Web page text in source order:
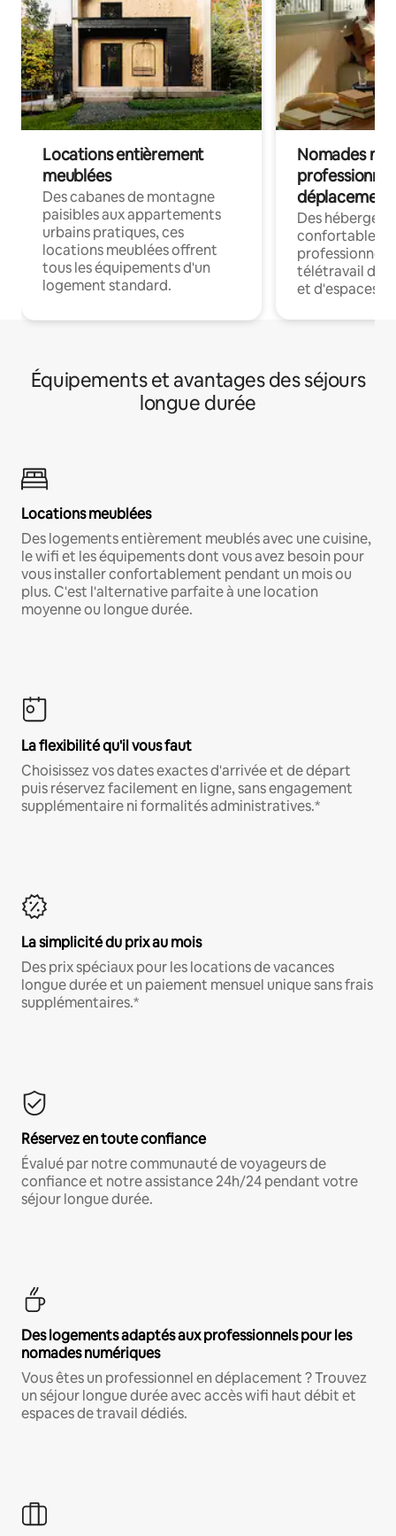
Locations entièrement
meublées
Des cabanes de montagne
paisibles aux appartements
urbains pratiques, ces
locations meublées offrent
tous les équipements d'un
logement standard.
Nomades
déplacement
Des
confortables
professionnels
télétravail
et d'espaces
Équipements et avantages des séjours
longue durée
Locations meublées
Des logements entièrement meublés avec une cuisine,
le wifi et les équipements dont vous avez besoin pour
vous installer confortablement pendant un mois ou
plus. C'est l'alternative parfaite à une location
moyenne ou longue durée.
La flexibilité qu'il vous faut
Choisissez vos dates exactes d'arrivée et de départ
puis réservez facilement en ligne, sans engagement
supplémentaire ni formalités administratives.*
La simplicité du prix au mois
Des prix spéciaux pour les locations de vacances
longue durée et un paiement mensuel unique sans frais
supplémentaires.*
Réservez en toute confiance
Évalué par notre communauté de voyageurs de
confiance et notre assistance 24h/24 pendant votre
séjour longue durée.
Des logements adaptés aux professionnels pour les
nomades numériques
Vous êtes un professionnel en déplacement ? Trouvez
un séjour longue durée avec accès wifi haut débit et
espaces de travail dédiés.